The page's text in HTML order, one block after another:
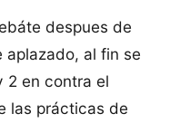
despues de
aplazado, al fin se
2 en contra el
las prácticas de